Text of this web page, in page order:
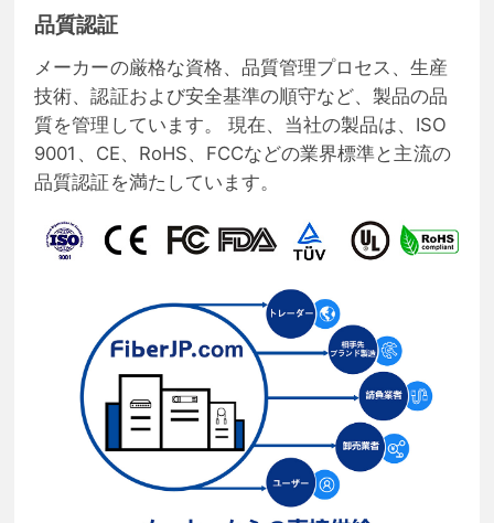
品質認証
メーカーの厳格な資格、品質管理プロセス、生産
技術、認証および安全基準の順守など、製品の品
質を管理しています。 現在、当社の製品は、ISO
9001、CE、RoHS、FCCなどの業界標準と主流の
品質認証を満たしています。